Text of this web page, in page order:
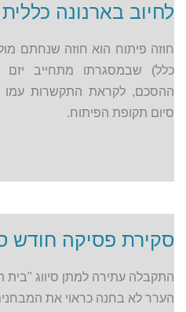
לחיוב בארנונה כללית
חוזה פיתוח הוא חוזה שנחתם
כלל) שבמסגרתו מתחייב
ההסכם, לקראת התקשרות עמו
סיום תקופת הפיתוח.
סקירת פסיקה חודש
התקבלה עתירה למתן סיווג "בית
הערר לא בחנה כראוי את